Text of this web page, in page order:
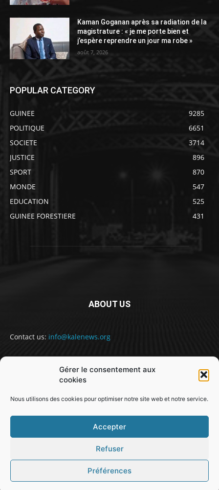
Gérer le consentement aux
cookies
Nous utilisons des cookies pour optimiser notre site web et notre service.
Accepter
Refuser
Préférences
Kaman Goganan après sa radiation de la
magistrature : « je me porte bien et
j’espère reprendre un jour ma robe »
août 7, 2026
POPULAR CATEGORY
GUINEE
9285
POLITIQUE
6651
SOCIETE
3714
JUSTICE
896
SPORT
870
MONDE
547
EDUCATION
525
GUINEE FORESTIERE
431
ABOUT US
Contact us: info@kalenews.org
FOLLOW US
@snabe// sekou.nabe@abakusitsolutions.eu
SOCIETE SPORT
EDUCATION